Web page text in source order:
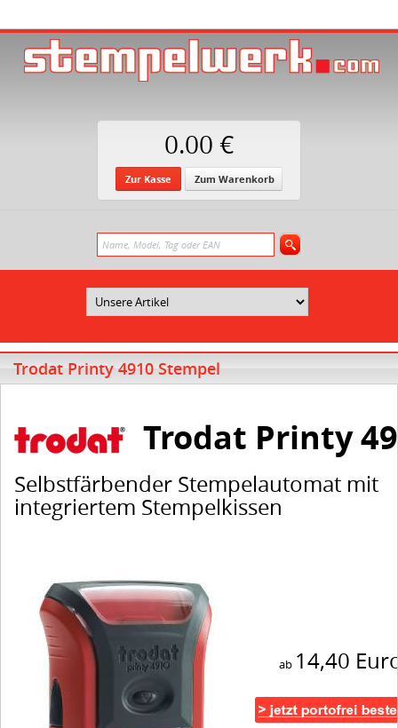
0.00 €
Zur Kasse Zum Warenkorb
Trodat Printy 4910 Stempel
Trodat Printy
Selbstfärbender Stempelautomat mit
integriertem Stempelkissen
ab 14,40